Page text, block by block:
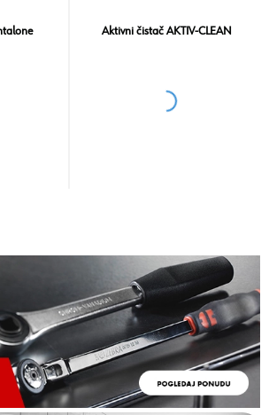
Aktivni čistač AKTIV-CLEAN